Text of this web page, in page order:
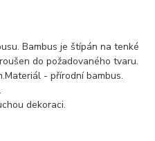
Bambus je štípán na tenké
do požadovaného tvaru.
- přírodní bambus.
dekoraci.